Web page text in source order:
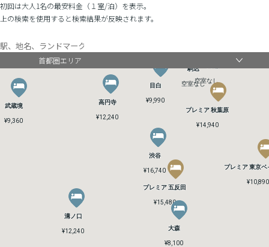
初回は大人1名の最安料金（１室/泊）を表示。
上の検索を使用すると検索結果が反映されます。
首都圏エリア
渋谷
¥16,740
目白
¥9,990
駒込
空室なし
プレミア 秋葉原
¥14,940
プレミア 五反田
¥15,480
高円寺
¥12,240
武蔵境
¥9,360
プレミア 東京ベ
¥10,890
大森
¥8,100
溝ノ口
¥12,240
空室なし
渋谷
¥16,740
目白
¥9,990
駒込
空室なし
プレミア 秋葉原
¥14,940
プレミア 五反田
¥15,480
高円寺
¥12,240
武蔵境
¥9,360
プレミア 東京ベ
¥10,890
大森
¥8,100
溝ノ口
¥12,240
空室なし